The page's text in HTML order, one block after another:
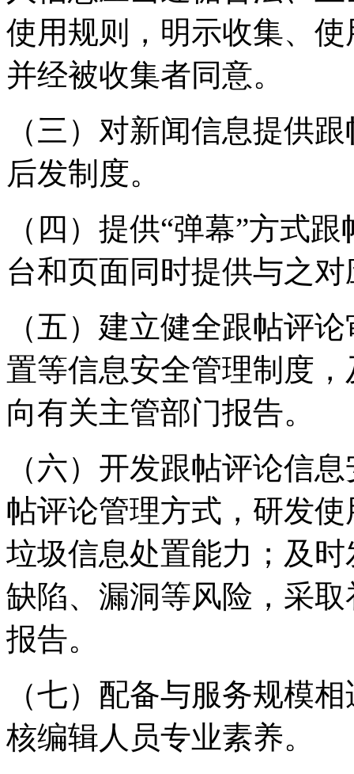
使用规则，明示收集、
并经被收集者同意。
（三）对新闻信息提供
后发制度。
（四）提供“弹幕”方式
台和页面同时提供与之
（五）建立健全跟帖评
置等信息安全管理制度
向有关主管部门报告。
（六）开发跟帖评论信
帖评论管理方式，研发
垃圾信息处置能力；及
缺陷、漏洞等风险，采
报告。
（七）配备与服务规模
核编辑人员专业素养。